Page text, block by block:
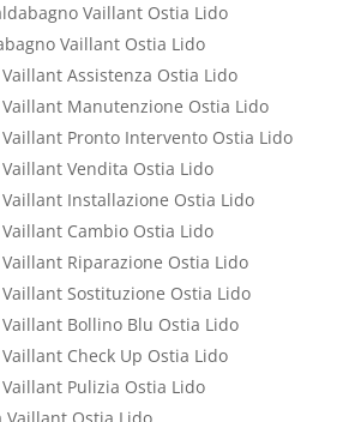
Vaillant Ostia Lido
Vaillant Ostia Lido
Assistenza Ostia Lido
Manutenzione Ostia Lido
Pronto Intervento Ostia Lido
Vendita Ostia Lido
Installazione Ostia Lido
Cambio Ostia Lido
Riparazione Ostia Lido
Sostituzione Ostia Lido
Bollino Blu Ostia Lido
Check Up Ostia Lido
Pulizia Ostia Lido